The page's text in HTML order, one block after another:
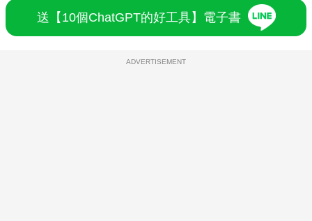
送【10個ChatGPT的好工具】電子書
ADVERTISEMENT